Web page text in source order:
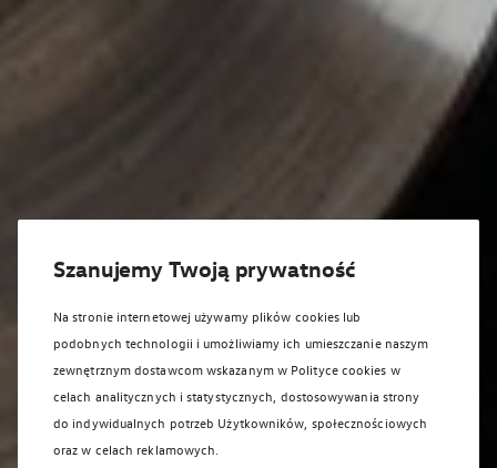
Szanujemy Twoją prywatność
Na stronie internetowej używamy plików cookies lub
podobnych technologii i umożliwiamy ich umieszczanie naszym
zewnętrznym dostawcom wskazanym w Polityce cookies w
celach analitycznych i statystycznych, dostosowywania strony
do indywidualnych potrzeb Użytkowników, społecznościowych
oraz w celach reklamowych.